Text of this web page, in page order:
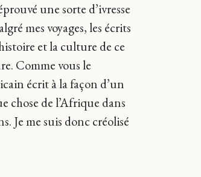
une sorte d’ivresse
mes voyages, les écrits
et la culture de ce
Comme vous le
écrit à la façon d’un
chose de l’Afrique dans
Je me suis donc créolisé